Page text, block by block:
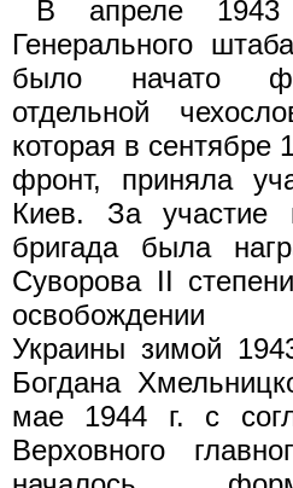
В апреле
Генерального
было начато
отдельной
которая в сентябре
фронт, приняла
Киев. За
бригада была
Суворова II
освобождении
Украины зимой
Богдана
мае 1944 г. с
Верховного